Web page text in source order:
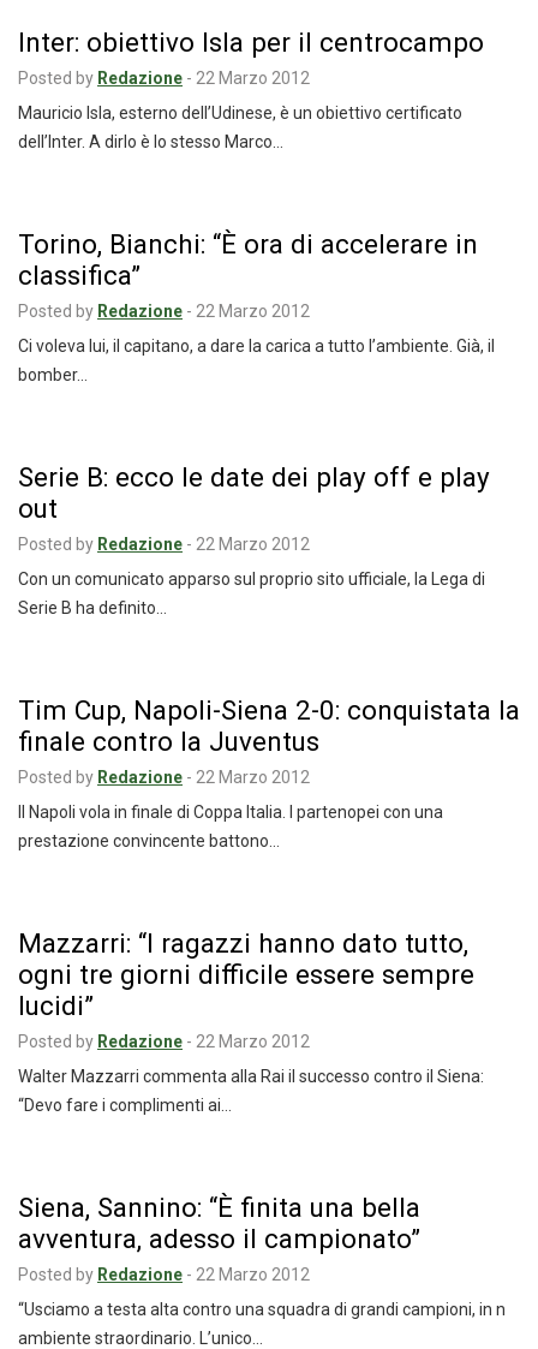
Inter: obiettivo Isla per il centrocampo
Posted by Redazione - 22 Marzo 2012
Mauricio Isla, esterno dell’Udinese, è un obiettivo certificato
dell’Inter. A dirlo è lo stesso Marco…
Torino, Bianchi: “È ora di accelerare in
classifica”
Posted by Redazione - 22 Marzo 2012
Ci voleva lui, il capitano, a dare la carica a tutto l’ambiente. Già, il
bomber…
Serie B: ecco le date dei play off e play
out
Posted by Redazione - 22 Marzo 2012
Con un comunicato apparso sul proprio sito ufficiale, la Lega di
Serie B ha definito…
Tim Cup, Napoli-Siena 2-0: conquistata la
finale contro la Juventus
Posted by Redazione - 22 Marzo 2012
Il Napoli vola in finale di Coppa Italia. I partenopei con una
prestazione convincente battono…
Mazzarri: “I ragazzi hanno dato tutto,
ogni tre giorni difficile essere sempre
lucidi”
Posted by Redazione - 22 Marzo 2012
Walter Mazzarri commenta alla Rai il successo contro il Siena:
“Devo fare i complimenti ai…
Siena, Sannino: “È finita una bella
avventura, adesso il campionato”
Posted by Redazione - 22 Marzo 2012
“Usciamo a testa alta contro una squadra di grandi campioni, in n
ambiente straordinario. L’unico…